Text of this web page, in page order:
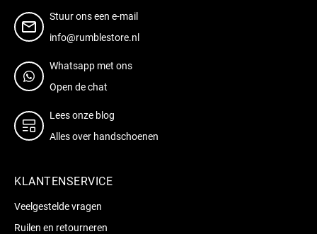
Stuur ons een e-mail
info@rumblestore.nl
Whatsapp met ons
Open de chat
Lees onze blog
Alles over handschoenen
KLANTENSERVICE
Veelgestelde vragen
Ruilen en retourneren